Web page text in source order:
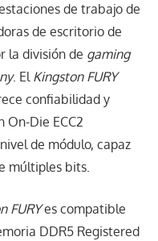
de trabajo de
de escritorio de
la división de gaming
. El Kingston FURY
confiabilidad y
On-Die ECC2
de módulo, capaz
múltiples bits.
FURYes compatible
DDR5 Registered